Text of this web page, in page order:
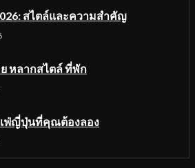
สไตล์และความสำคัญ
หลากสไตล์ ที่พัก
เฟ่ญี่ปุ่นที่คุณต้องลอง